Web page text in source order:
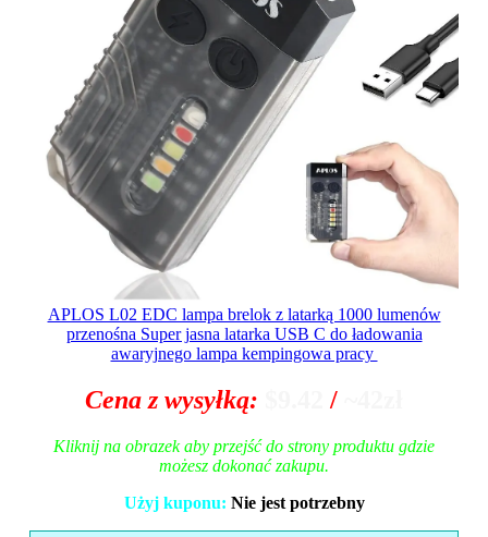
APLOS L02 EDC lampa brelok z latarką 1000 lumenów
przenośna Super jasna latarka USB C do ładowania
awaryjnego lampa kempingowa pracy
Cena z wysyłką: /
Kliknij na obrazek aby przejść do strony produktu gdzie
możesz dokonać zakupu.
Użyj kuponu: Nie jest potrzebny